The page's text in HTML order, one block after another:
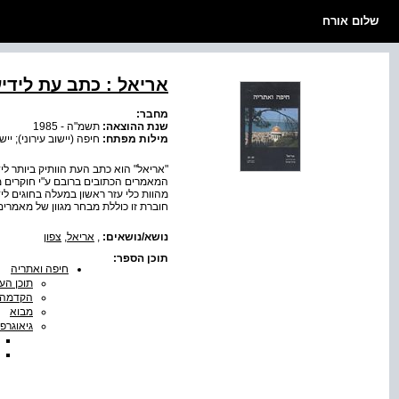
שלום אורח
אריאל : כתב עת
מחבר:
שנת ההוצאה: תשמ"ה - 1985
מילות מפתח: חיפה (יישוב עירוני);
"אריאל" הוא כתב העת הוותיק ביותר
המאמרים הכתובים ברובם ע"י חוקרים
מהוות כלי עזר ראשון במעלה בחוגים
חוברת זו כוללת מבחר מגוון של מאמרים
נושא/נושאים: אריאל צפון
תוכן הספר:
חיפה ואתריה
תוכן
הקדמה
מבוא